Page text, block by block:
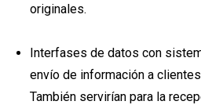
originales.
Interfases de datos con
envío de información a
También servirían para la